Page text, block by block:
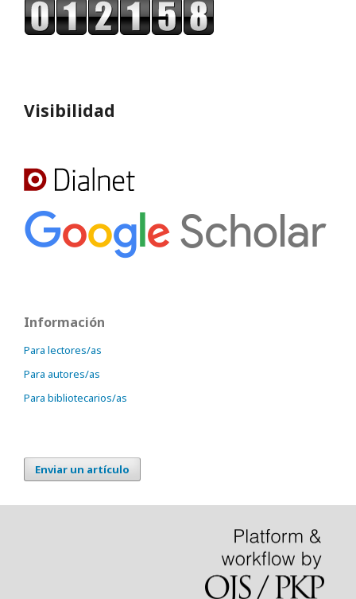
Visibilidad
Información
Para lectores/as
Para autores/as
Para bibliotecarios/as
Enviar un artículo